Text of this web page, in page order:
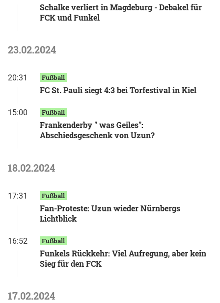
Schalke verliert in Magdeburg - Debakel für
FCK und Funkel
23.02.2024
20:31 Fußball
FC St. Pauli siegt 4:3 bei Torfestival in Kiel
15:00 Fußball
Frankenderby " was Geiles":
Abschiedsgeschenk von Uzun?
18.02.2024
17:31 Fußball
Fan-Proteste: Uzun wieder Nürnbergs
Lichtblick
16:52 Fußball
Funkels Rückkehr: Viel Aufregung, aber kein
Sieg für den FCK
17.02.2024